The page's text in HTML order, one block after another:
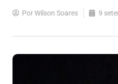
PorWilson Soares 9